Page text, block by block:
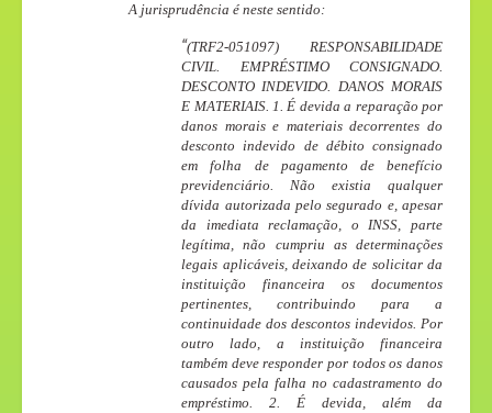
A jurisprudência é neste sentido:
“(TRF2-051097) RESPONSABILIDADE
CIVIL. EMPRÉSTIMO CONSIGNADO.
DESCONTO INDEVIDO. DANOS MORAIS
E MATERIAIS. 1.É devida a reparação por
danos morais e materiais decorrentes do
desconto indevido de débito consignado
em folha de pagamento de benefício
previdenciário. Não existia qualquer
dívida autorizada pelo segurado e, apesar
da imediata reclamação, o INSS, parte
legítima, não cumpriu as determinações
legais aplicáveis, deixando de solicitar da
instituição financeira os documentos
pertinentes, contribuindo para a
continuidade dos descontos indevidos. Por
outro lado, a instituição financeira
também deve responder por todos os danos
causados pela falha no cadastramento do
empréstimo. 2. É devida, além da